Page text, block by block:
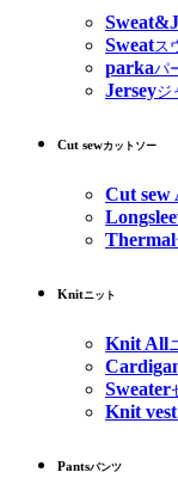
Sweatス
parkaパ
Jerseyジ
Cut sewカットソー
Cut sew
Thermal
Knitニット
Knit All
Sweater
Knit vest
Pantsパンツ